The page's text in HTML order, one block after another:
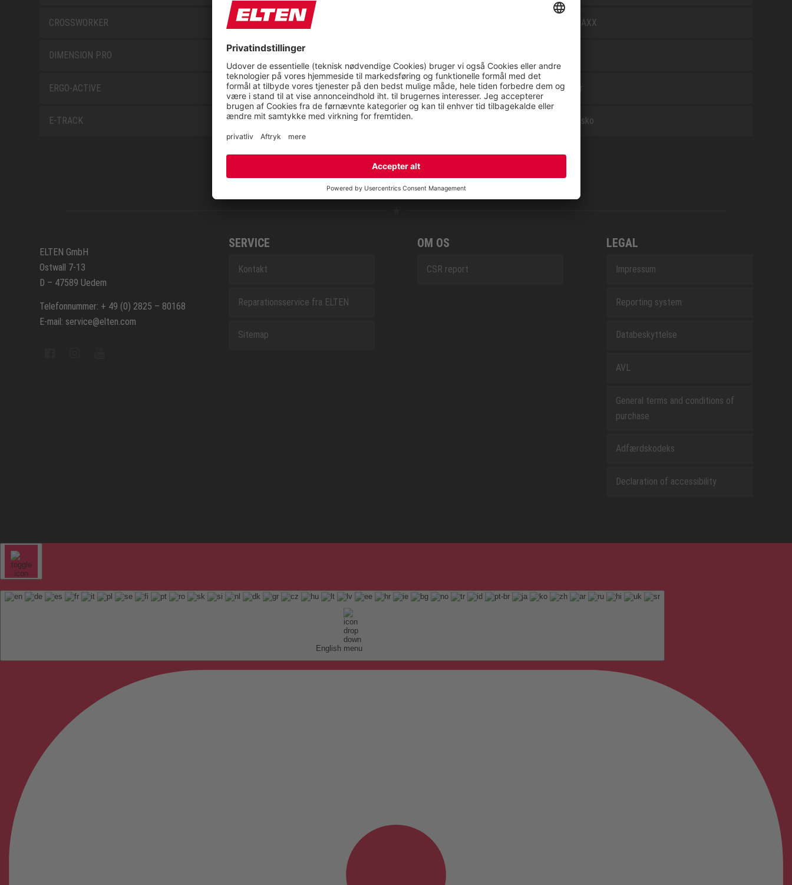
CROSSWORKER
DIMENSION PRO
ERGO-ACTIVE
E-TRACK
MISS L10
NEW CLASSICS
NOVA
RETRO
SAFEGUARD
WELLMAXX
Tilbehør
Arbejdssko
ELTEN GmbH
Ostwall 7-13
D – 47589 Uedem
Telefonnummer: + 49 (0) 2825 – 80168
E-mail: service@elten.com
SERVICE
Kontakt
Reparationsservice fra ELTEN
Sitemap
OM OS
CSR report
LEGAL
Impressum
Reporting system
Databeskyttelse
AVL
General terms and conditions of
purchase
Adfærdskodeks
Declaration of accessibility
English